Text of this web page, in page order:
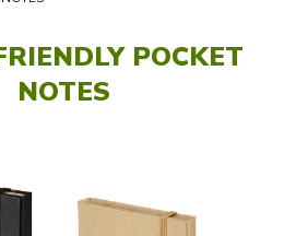
POCKET
NOTES